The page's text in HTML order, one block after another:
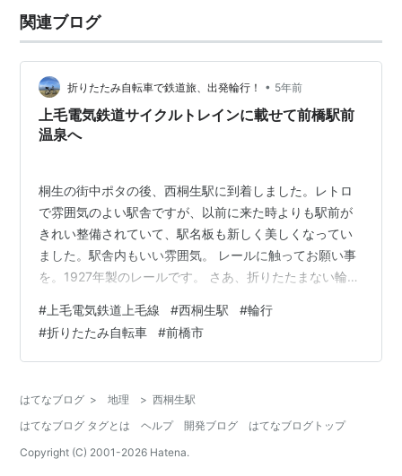
時間が合えば利用するのもよいかと思います。 こんなイ
モムシのようなバスに乗れるはずです…
関連ブログ
折りたたみ自転車で鉄道旅、出発輪行！ • 5年前
上毛電気鉄道サイクルトレインに載せて前橋駅前
温泉へ
桐生の街中ポタの後、西桐生駅に到着しました。レトロ
で雰囲気のよい駅舎ですが、以前に来た時よりも駅前が
きれい整備されていて、駅名板も新しく美しくなってい
ました。駅舎内もいい雰囲気。 レールに触ってお願い事
を。1927年製のレールです。 さあ、折りたたまない輪行
終日、サイクルトレインが実施されています。これで中
央前橋まで行きましょう。 井の頭線から来た上毛電気鉄
道700形。編成によって色が異なっていて、井の頭線ス
は進行方向の後ろの車両に載せます。私の他にもう一台
クロスバイクが。サイクリストという感…
# 上毛電気鉄道上毛線 #西桐生駅 #輪行
#折りたたみ自転車 #前橋市
はてなブログ > 地理 > 西桐生駅
はてなブログ タグとは
ヘルプ 開発ブログ
はてなブログトップ
Copyright (C) 2001-2026 Hatena.